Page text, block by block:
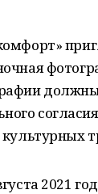
культурных
2021